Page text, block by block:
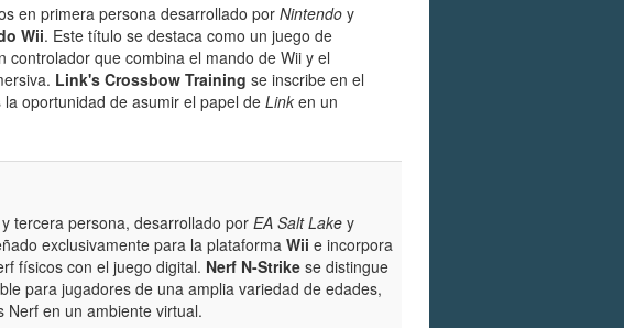
en primera persona desarrollado por Nintendo y
Wii. Este título se destaca como un juego de
controlador que combina el mando de Wii y el
Link's Crossbow Training se inscribe en el
oportunidad de asumir el papel de Link en un
tercera persona, desarrollado por EA Salt Lake y
exclusivamente para la plataforma Wii e incorpora
físicos con el juego digital. Nerf N-Strike se distingue
para jugadores de una amplia variedad de edades,
Nerf en un ambiente virtual.